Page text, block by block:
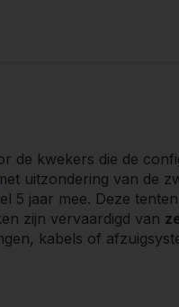
meerdere toepassingen
en met de Hydro
uw kweektent in
Vanaf de HS-120
de kwekers die de
uitzondering van de
jaar mee. Deze
zijn vervaardigd van
kabels of